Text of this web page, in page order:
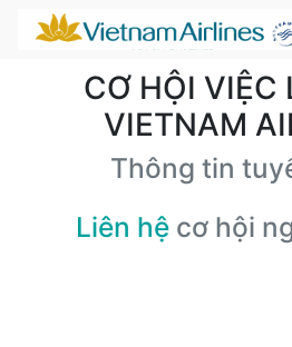
CƠ HỘI VIỆC
VIETNAM
Thông tin
Liên hệ cơ hội